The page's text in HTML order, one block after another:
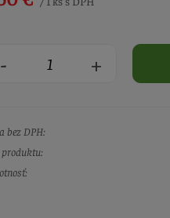
- +
bez DPH:
produktu: